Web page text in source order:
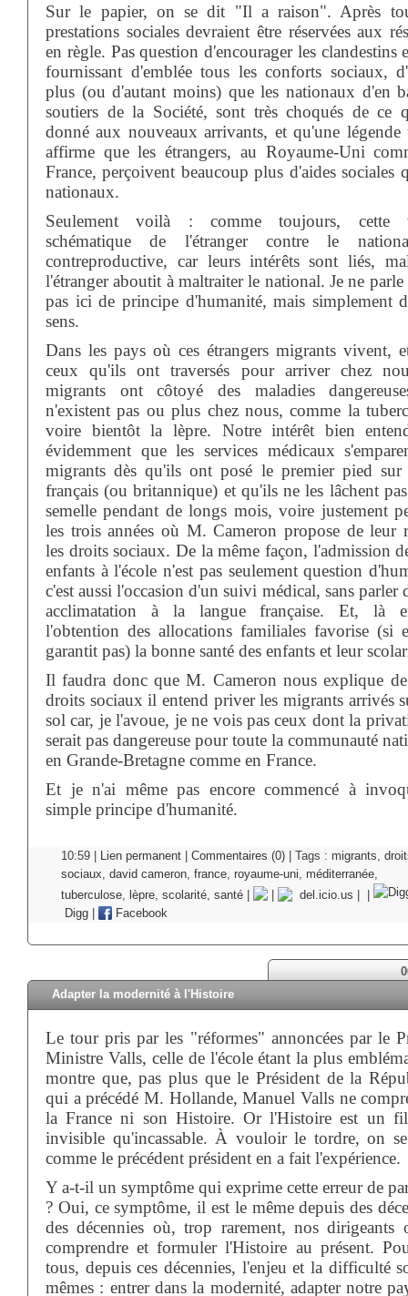
Sur le papier, on se dit "Il a raison". Après
prestations sociales devraient être réservées aux
en règle. Pas question d'encourager les clandestins
fournissant d'emblée tous les conforts sociaux,
plus (ou d'autant moins) que les nationaux d'en
soutiers de la Société, sont très choqués de ce
donné aux nouveaux arrivants, et qu'une légende
affirme que les étrangers, au Royaume-Uni
France, perçoivent beaucoup plus d'aides sociales
nationaux.
Seulement voilà : comme toujours, cette
schématique de l'étranger contre le
contreproductive, car leurs intérêts sont liés,
l'étranger aboutit à maltraiter le national. Je ne parle
pas ici de principe d'humanité, mais simplement
sens.
Dans les pays où ces étrangers migrants vivent,
ceux qu'ils ont traversés pour arriver chez
migrants ont côtoyé des maladies
n'existent pas ou plus chez nous, comme la
voire bientôt la lèpre. Notre intérêt bien
évidemment que les services médicaux
migrants dès qu'ils ont posé le premier pied
français (ou britannique) et qu'ils ne les lâchent
semelle pendant de longs mois, voire justement
les trois années où M. Cameron propose de leur
les droits sociaux. De la même façon, l'admission
enfants à l'école n'est pas seulement question
c'est aussi l'occasion d'un suivi médical, sans parler
acclimatation à la langue française. Et, là
l'obtention des allocations familiales favorise (si
garantit pas) la bonne santé des enfants et leur
Il faudra donc que M. Cameron nous explique
droits sociaux il entend priver les migrants arrivés
sol car, je l'avoue, je ne vois pas ceux dont la
serait pas dangereuse pour toute la communauté
en Grande-Bretagne comme en France.
Et je n'ai même pas encore commencé à
simple principe d'humanité.
10:59 | Lien permanent Commentaires (0) | Tags : migrants
sociaux david cameron france royaume-uni méditerranée
tuberculose
lèpre scolarité santé del.icio.us
Digg
Facebook
Adapter la modernité à l'Histoire
Le tour pris par les "réformes" annoncées par le
Ministre Valls, celle de l'école étant la plus
montre que, pas plus que le Président de la
qui a précédé M. Hollande, Manuel Valls ne
la France ni son Histoire. Or l'Histoire est un
invisible qu'incassable. À vouloir le tordre, on
comme le précédent président en a fait l'expérience.
Y a-t-il un symptôme qui exprime cette erreur de
? Oui, ce symptôme, il est le même depuis des
des décennies où, trop rarement, nos dirigeants
comprendre et formuler l'Histoire au présent.
tous, depuis ces décennies, l'enjeu et la difficulté
mêmes : entrer dans la modernité, adapter notre